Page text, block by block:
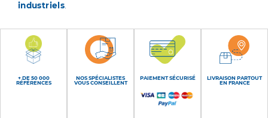
industriels.
+ DE 50 000
RÉFÉRENCES
NOS SPÉCIALISTES
VOUS CONSEILLENT
PAIEMENT SÉCURISÉ
LIVRAISON PARTOUT
EN FRANCE